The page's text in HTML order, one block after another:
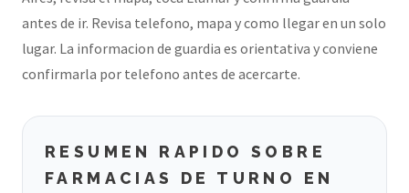
antes de ir. Revisa telefono, mapa y como llegar en un solo
lugar. La informacion de guardia es orientativa y conviene
confirmarla por telefono antes de acercarte.
RESUMEN RAPIDO SOBRE
FARMACIAS DE TURNO EN